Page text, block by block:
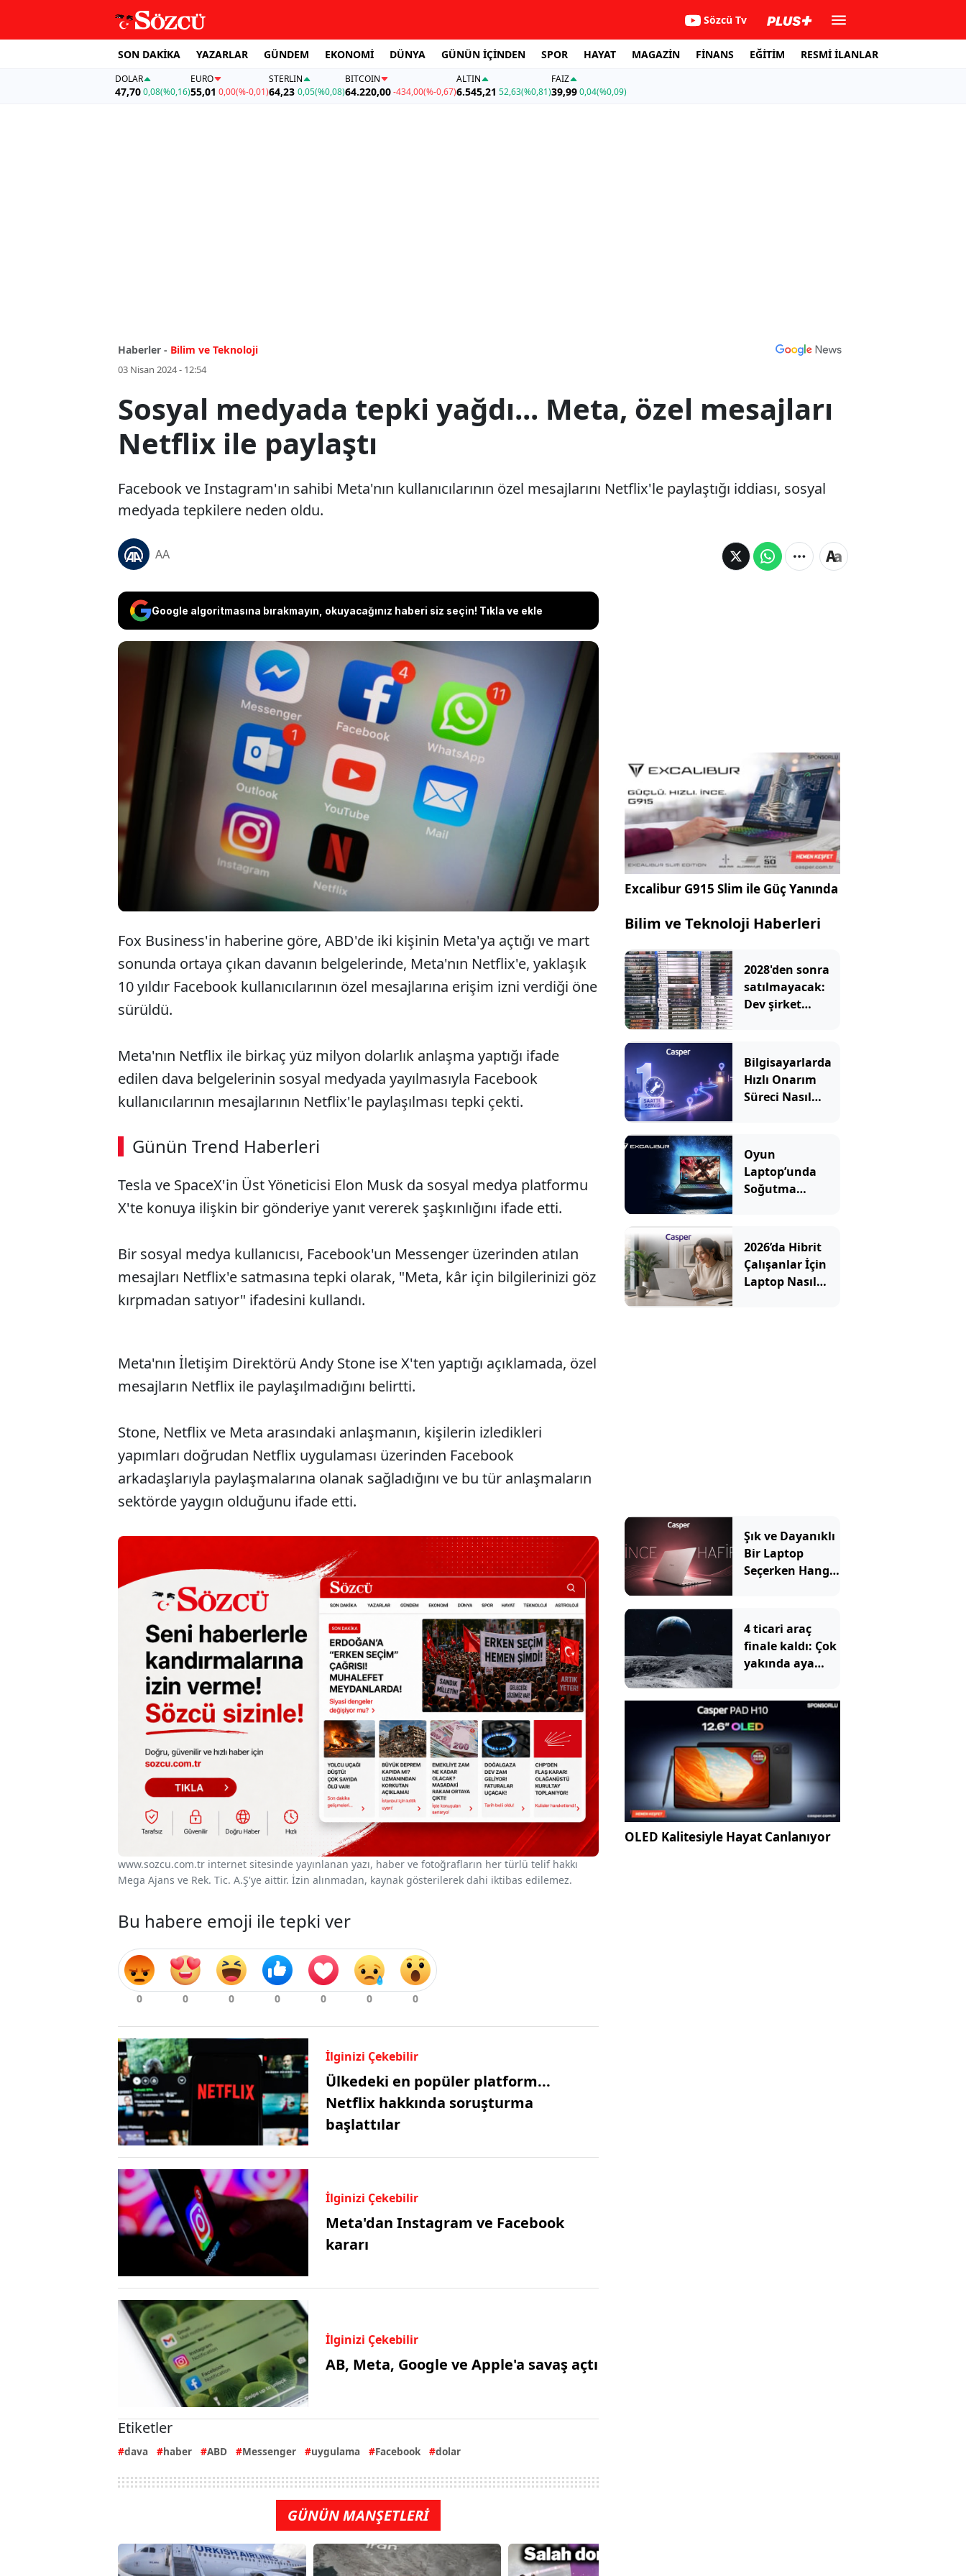
Sözcü Tv
SON DAKİKA YAZARLAR GÜNDEM EKONOMİ DÜNYA GÜNÜN İÇİNDEN SPOR HAYAT MAGAZİN FİNANS EĞİTİM RESMİ İLANLAR
DOLAR
47,700,08(%0,16)
EURO
55,01 0,00(%-0,01)
STERLIN
64,23 0,05(%0,08)
BITCOIN
64.220,00-434,00(%-0,67)
ALTIN
6.545,21 52,63(%0,81)
FAİZ
39,990,04(%0,09)
Haberler - Bilim ve Teknoloji
03 Nisan 2024 - 12:54
Sosyal medyada tepki yağdı... Meta, özel mesajları
Netflix ile paylaştı
Facebook ve Instagram'ın sahibi Meta'nın kullanıcılarının özel mesajlarını Netflix'le paylaştığı iddiası, sosyal
medyada tepkilere neden oldu.
AA
Google algoritmasına bırakmayın, okuyacağınız haberi siz seçin! Tıkla ve ekle
Facebook ve Instagram'ın sahibi Meta'nın
kullanıcılarının özel mesajlarını Netflix'le paylaştığı
iddiası, sosyal medyada tepkilere neden oldu.
Fox Business'in haberine göre, ABD'de iki kişinin Meta'ya açtığı ve mart
sonunda ortaya çıkan davanın belgelerinde, Meta'nın Netflix'e, yaklaşık
10 yıldır Facebook kullanıcılarının özel mesajlarına erişim izni verdiği öne
sürüldü.
Meta'nın Netflix ile birkaç yüz milyon dolarlık anlaşma yaptığı ifade
edilen dava belgelerinin sosyal medyada yayılmasıyla Facebook
kullanıcılarının mesajlarının Netflix'le paylaşılması tepki çekti.
Günün Trend Haberleri
00:03 / 09:08
Sesi Aç
Tesla ve SpaceX'in Üst Yöneticisi Elon Musk da sosyal medya platformu
X'te konuya ilişkin bir gönderiye yanıt vererek şaşkınlığını ifade etti.
Bir sosyal medya kullanıcısı, Facebook'un Messenger üzerinden atılan
mesajları Netflix'e satmasına tepki olarak, "Meta, kâr için bilgilerinizi göz
kırpmadan satıyor" ifadesini kullandı.
Meta'nın İletişim Direktörü Andy Stone ise X'ten yaptığı açıklamada, özel
mesajların Netflix ile paylaşılmadığını belirtti.
Stone, Netflix ve Meta arasındaki anlaşmanın, kişilerin izledikleri
yapımları doğrudan Netflix uygulaması üzerinden Facebook
arkadaşlarıyla paylaşmalarına olanak sağladığını ve bu tür anlaşmaların
sektörde yaygın olduğunu ifade etti.
www.sozcu.com.tr internet sitesinde yayınlanan yazı, haber ve fotoğrafların her türlü telif hakkı
Mega Ajans ve Rek. Tic. A.Ş'ye aittir. İzin alınmadan, kaynak gösterilerek dahi iktibas edilemez.
Bu habere emoji ile tepki ver
İlginizi Çekebilir
Ülkedeki en popüler platform...
Netflix hakkında soruşturma
başlattılar
İlginizi Çekebilir
Meta'dan Instagram ve Facebook
kararı
İlginizi Çekebilir
AB, Meta, Google ve Apple'a savaş açtı
Etiketler
dava haber ABD Messenger uygulama Facebook dolar
GÜNÜN MANŞETLERİ
Excalibur G915 Slim ile Güç Yanında
Bilim ve Teknoloji Haberleri
2028'den sonra
satılmayacak:
Dev şirket
başladı
Bilgisayarlarda
Hızlı Onarım
Süreci Nasıl
Oyun
Laptop’unda
Soğutma
2026’da Hibrit
Çalışanlar İçin
Laptop Nasıl
Şık ve Dayanıklı
Bir Laptop
Seçerken Hangi
4 ticari araç
finale kaldı: Çok
yakında aya
OLED Kalitesiyle Hayat Canlanıyor